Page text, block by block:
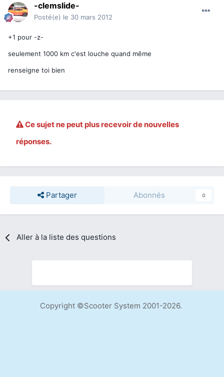
-clemslide-
Posté(e) le 30 mars 2012
+1 pour -z-
seulement 1000 km c'est louche quand même
renseigne toi bien
Ce sujet ne peut plus recevoir de nouvelles
réponses.
Partager Abonnés 0
Aller à la liste des questions
Copyright ©Scooter System 2001-2026.